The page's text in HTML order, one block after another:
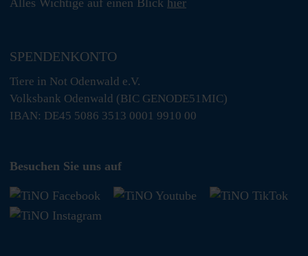
SPENDENKONTO
Tiere in Not Odenwald e.V.
Volksbank Odenwald (BIC GENODE51MIC)
IBAN: DE45 5086 3513 0001 9910 00
Besuchen Sie uns auf